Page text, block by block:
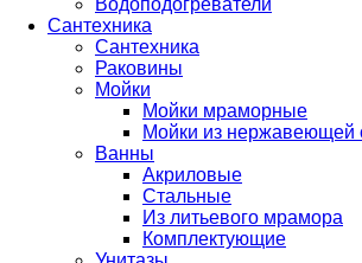
Водоподогреватели
Сантехника
Сантехника
Раковины
Мойки
Мойки мраморные
Мойки из нержавеющей
Ванны
Акриловые
Стальные
Из литьевого мрамора
Комплектующие